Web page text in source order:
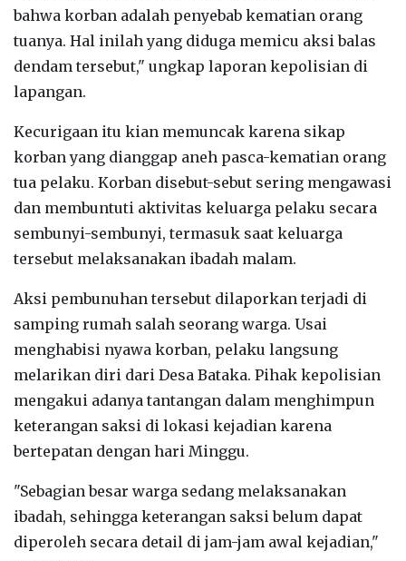
bahwa korban adalah penyebab kematian orang
tuanya. Hal inilah yang diduga memicu aksi balas
dendam tersebut," ungkap laporan kepolisian di
lapangan.
Kecurigaan itu kian memuncak karena sikap
korban yang dianggap aneh pasca-kematian orang
tua pelaku. Korban disebut-sebut sering mengawasi
dan membuntuti aktivitas keluarga pelaku secara
sembunyi-sembunyi, termasuk saat keluarga
tersebut melaksanakan ibadah malam.
Aksi pembunuhan tersebut dilaporkan terjadi di
samping rumah salah seorang warga. Usai
menghabisi nyawa korban, pelaku langsung
melarikan diri dari Desa Bataka. Pihak kepolisian
mengakui adanya tantangan dalam menghimpun
keterangan saksi di lokasi kejadian karena
bertepatan dengan hari Minggu.
"Sebagian besar warga sedang melaksanakan
ibadah, sehingga keterangan saksi belum dapat
diperoleh secara detail di jam-jam awal kejadian,"